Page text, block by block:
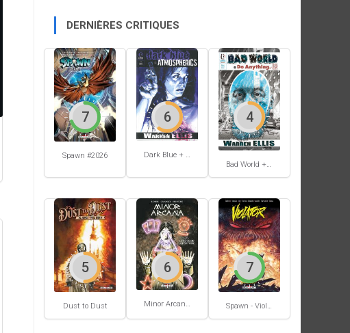
DERNIÈRES CRITIQUES
Spawn #2026
7
Dark Blue + Atmospherics
6
Bad World + Do Anything
4
Dust to Dust
5
Minor Arcana #2
6
Spawn - Violator - Origines
7